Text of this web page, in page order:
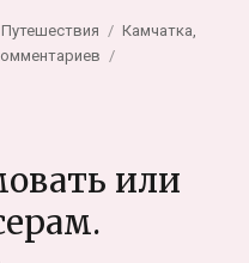
Рубрики
Путешествия Метки
Камчатка
Путеводитель
или